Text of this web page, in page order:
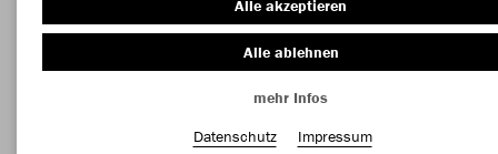
Alle akzeptieren
Alle ablehnen
mehr Infos
Datenschutz
Impressum